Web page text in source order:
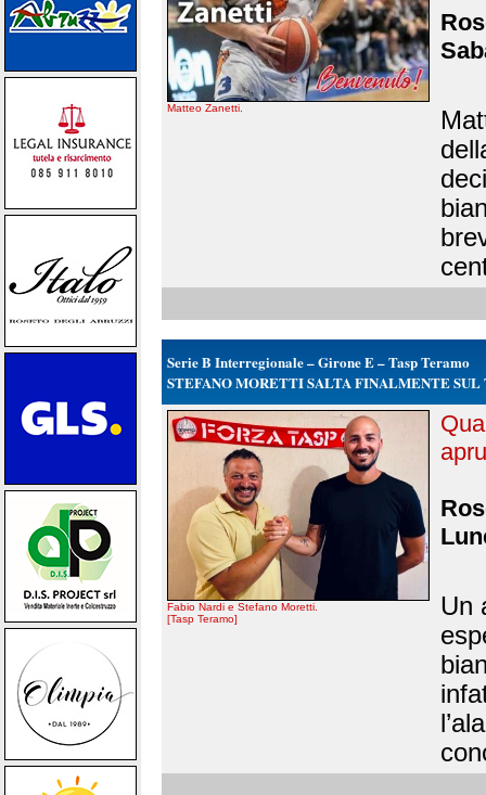
Matteo Zanetti.
Serie B Interregionale – Girone E – Tasp Teramo
STEFANO MORETTI SALTA FINALMENTE
Fabio Nardi e Stefano Moretti.
[Tasp Teramo]
Un